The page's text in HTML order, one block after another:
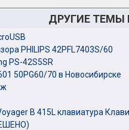
ДРУГИЕ ТЕМЫ
PHILIPS 42PFL7403S/60
PS-42S5SR
50PG60/70 в Новосибирске
B 415L клавиатура